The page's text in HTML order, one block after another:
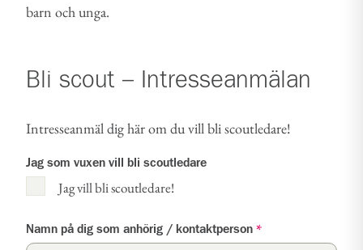
barn och unga.
Bli scout – Intresseanmälan
Intresseanmäl dig här om du vill bli scoutledare!
Jag som vuxen vill bli scoutledare
Jag vill bli scoutledare!
Namn på dig som anhörig / kontaktperson *